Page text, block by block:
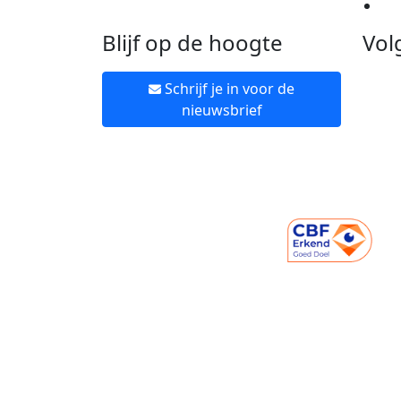
Blijf op de hoogte
Schrijf je in voor de
nieuwsbrief